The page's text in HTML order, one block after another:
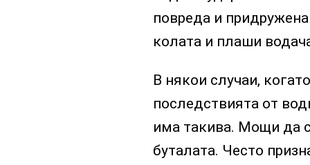
повреда и
колата и плаши
В някои случаи,
последствията от
има такива. Мощи да
буталата. Често